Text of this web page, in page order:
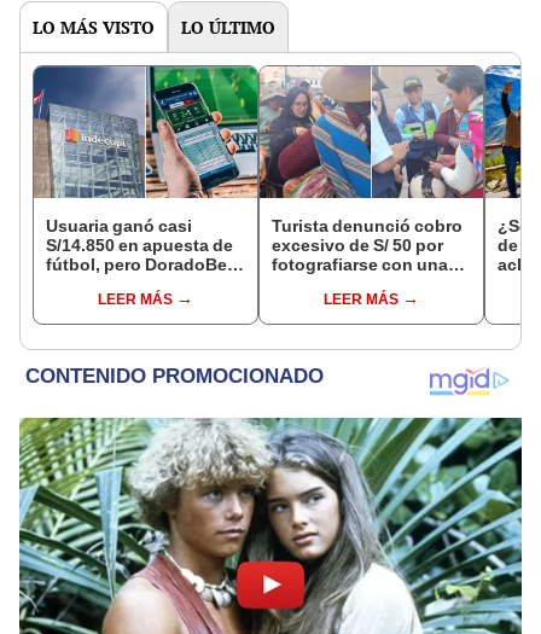
LO MÁS VISTO LO ÚLTIMO
Usuaria ganó casi
S/14.850 en apuesta de
fútbol, pero DoradoBet
Indecopi multó a la
empresa con más de S/
LEER MÁS
Turista denunció cobro
excesivo de S/ 50 por
fotografiarse con una
Serenazgo recuperó el
dinero
LEER MÁS
¿Se
de